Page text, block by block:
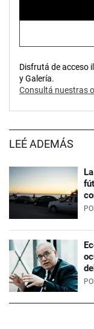
Disfrutá de acceso
y Galería.
Consultá nuestras
LEÉ ADEMÁS